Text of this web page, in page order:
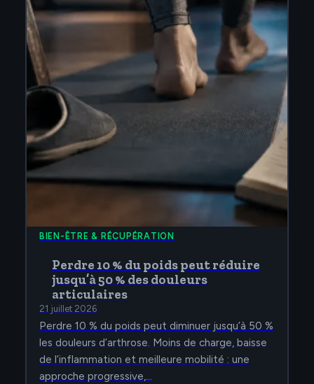
BIEN-ÊTRE & RÉCUPÉRATION
Perdre 10 % du poids peut réduire
jusqu’à 50 % des douleurs
articulaires
21 juillet 2026
Perdre 10 % du poids peut diminuer jusqu’à 50 %
les douleurs d’arthrose. Moins de charge, baisse
de l’inflammation et meilleure mobilité : une
approche progressive,…